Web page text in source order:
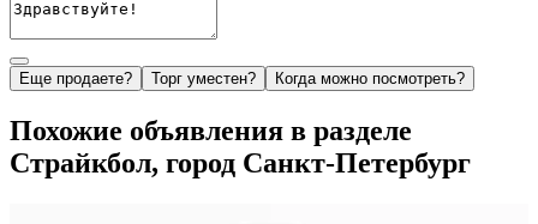
Еще продаете? Торг уместен? Когда можно посмотреть?
Похожие объявления в разделе
Страйкбол, город Санкт-Петербург